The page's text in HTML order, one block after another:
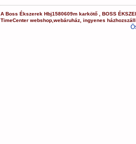
ABoss Ékszerek Hbj1580609m karkötő ,BOSS
TimeCenter webshop ,webáruház ,ingyenes